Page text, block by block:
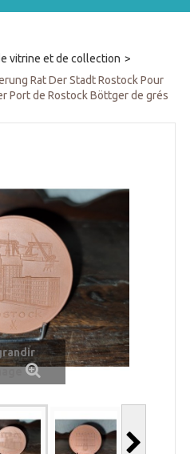
vitrine et de collection >
Rat Der Stadt Rostock Pour
Port de Rostock Böttger de grés